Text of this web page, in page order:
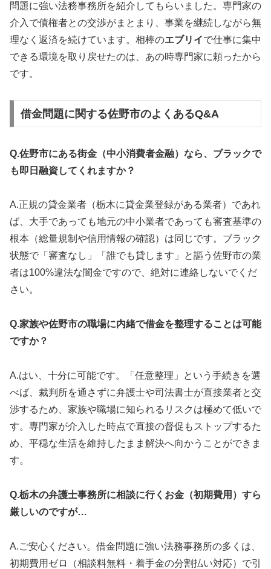
問題に強い法務事務所を紹介してもらいました。専門家の
介入で債権者との交渉がまとまり、事業を継続しながら無
理なく返済を続けています。相棒のエブリイで仕事に集中
できる環境を取り戻せたのは、あの時専門家に頼ったから
です。
借金問題に関する佐野市のよくあるQ&A
Q.佐野市にある街金（中小消費者金融）なら、ブラックで
も即日融資してくれますか？
A.正規の貸金業者（栃木に貸金業登録がある業者）であれ
ば、大手であっても地元の中小業者であっても審査基準の
根本（総量規制や信用情報の確認）は同じです。ブラック
状態で「審査なし」「誰でも貸します」と謳う佐野市の業
者は100%違法な闇金ですので、絶対に連絡しないでくだ
さい。
Q.家族や佐野市の職場に内緒で借金を整理することは可能
ですか？
A.はい、十分に可能です。「任意整理」という手続きを選
べば、裁判所を通さずに弁護士や司法書士が直接業者と交
渉するため、家族や職場に知られるリスクは極めて低いで
す。専門家が介入した時点で直接の督促もストップするた
め、平穏な生活を維持したまま解決へ向かうことができま
す。
Q.栃木の弁護士事務所に相談に行くお金（初期費用）すら
厳しいのですが…
A.ご安心ください。借金問題に強い法務事務所の多くは、
初期費用ゼロ（相談料無料・着手金の分割払い対応）で引